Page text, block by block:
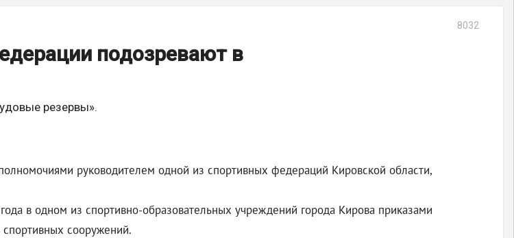
8032
подозревают в
резервы».
руководителем одной из спортивных федераций Кировской области,
в одном из спортивно-образовательных учреждений города Кирова приказами
сооружений.